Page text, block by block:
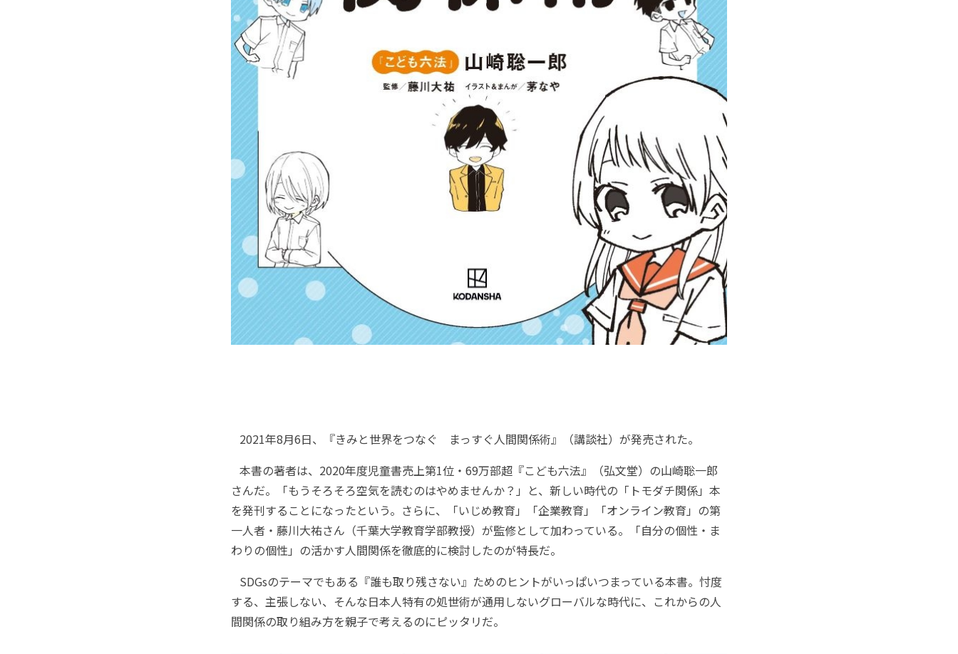
2021年8月6日、『きみと世界をつなぐ まっすぐ人間関係術』（講談社）が発売された。
本書の著者は、2020年度児童書売上第1位・69万部超『こども六法』（弘文堂）の山崎聡一郎
さんだ。「もうそろそろ空気を読むのはやめませんか？」と、新しい時代の「トモダチ関係」本
を発刊することになったという。さらに、「いじめ教育」「企業教育」「オンライン教育」の第
一人者・藤川大祐さん（千葉大学教育学部教授）が監修として加わっている。「自分の個性・ま
わりの個性」の活かす人間関係を徹底的に検討したのが特長だ。
SDGsのテーマでもある『誰も取り残さない』ためのヒントがいっぱいつまっている本書。忖度
する、主張しない、そんな日本人特有の処世術が通用しないグローバルな時代に、これからの人
間関係の取り組み方を親子で考えるのにピッタリだ。